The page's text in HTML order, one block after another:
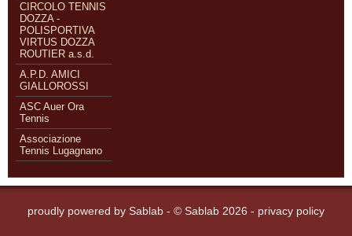
CIRCOLO TENNIS
DOZZA -
POLISPORTIVA
VIRTUS DOZZA
ROUTIER a.s.d.
A.P.D. AMICI
GIALLOROSSI
ASC Auer Ora
Tennis
Associazione
Tennis Lugagnano
proudly powered by Sablab - © Sablab 2026 - privacy policy